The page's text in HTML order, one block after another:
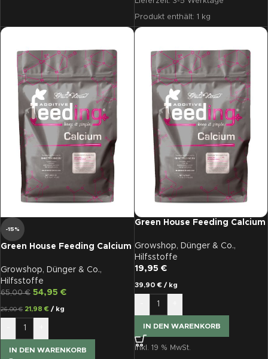
Produkt enthält: 1 kg
-15%
Green House Feeding Calcium
Growshop, Dünger & Co.,
Hilfsstoffe
65,00€ 54,95 €
26,00€ 21,98€ / kg
IN DEN WARENKORB
Green House Feeding Calcium
Growshop, Dünger & Co.,
Hilfsstoffe
19,95 €
39,90€/ kg
IN DEN WARENKORB
inkl. 19 % MwSt.